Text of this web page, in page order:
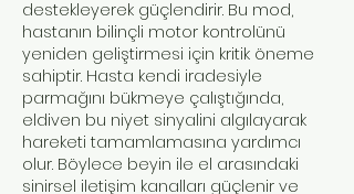
destekleyerek güçlendirir. Bu mod,
hastanın bilinçli motor kontrolünü
yeniden geliştirmesi için kritik öneme
sahiptir. Hasta kendi iradesiyle
parmağını bükmeye çalıştığında,
eldiven bu niyet sinyalini algılayarak
hareketi tamamlamasına yardımcı
olur. Böylece beyin ile el arasındaki
sinirsel iletişim kanalları güçlenir ve